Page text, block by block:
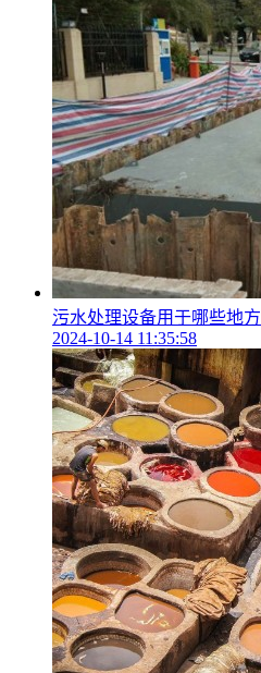
污水处理设备用于哪些地方
2024-10-14 11:35:58